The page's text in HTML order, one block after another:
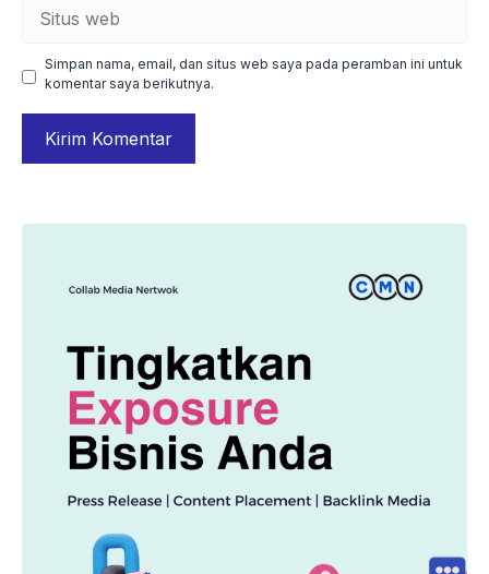
web
Simpan nama, email, dan situs web saya pada peramban ini untuk
komentar saya berikutnya.